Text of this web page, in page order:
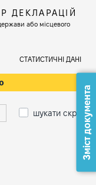
ДЕКЛАРАЦІЙ
або місцевого
СТАТИСТИЧНІ ДАНІ
шукати скрізьЗміст документа